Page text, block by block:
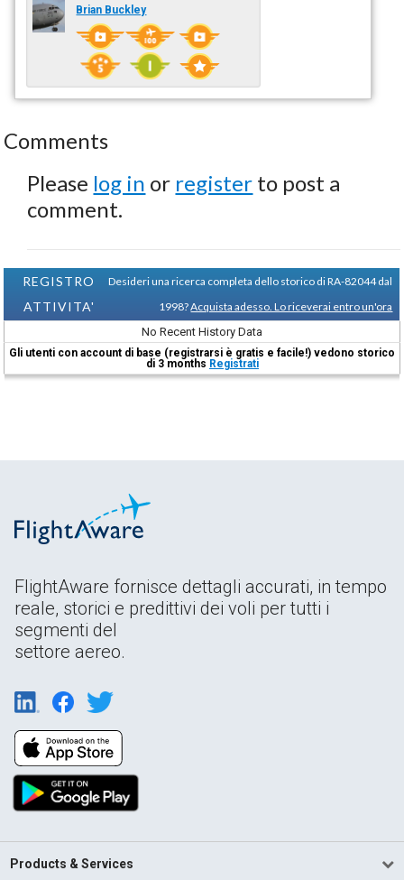
Brian Buckley
Comments
Please log in or register to post a
comment.
REGISTRO
ATTIVITA'
Desideri una ricerca completa dello storico di RA-82044 dal
1998?Acquista adesso. Lo riceverai entro un'ora
No Recent History Data
Gli utenti con account di base (registrarsi è gratis e facile!) vedono storico
di 3 months Registrati
FlightAware fornisce dettagli accurati, in tempo
reale, storici e predittivi dei voli per tutti i
segmenti del
settore aereo.
Products & Services